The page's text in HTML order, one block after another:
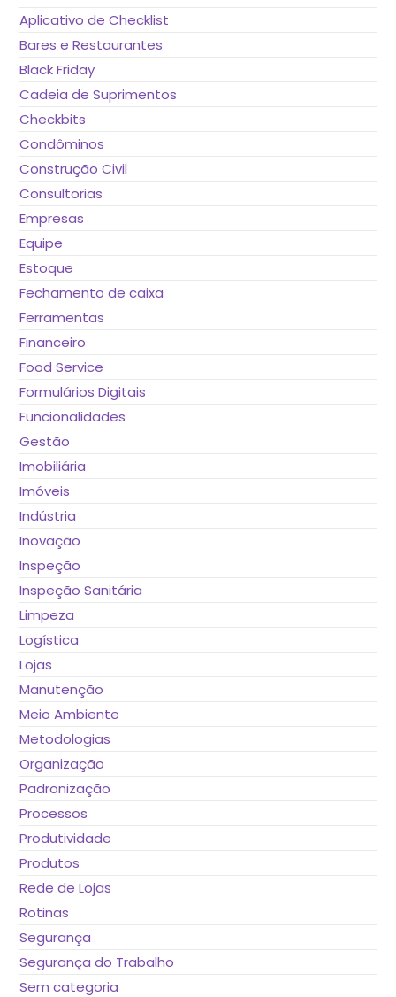
Aplicativo de Checklist
Bares e Restaurantes
Black Friday
Cadeia de Suprimentos
Checkbits
Condôminos
Construção Civil
Consultorias
Empresas
Equipe
Estoque
Fechamento de caixa
Ferramentas
Financeiro
Food Service
Formulários Digitais
Funcionalidades
Gestão
Imobiliária
Imóveis
Indústria
Inovação
Inspeção
Inspeção Sanitária
Limpeza
Logística
Lojas
Manutenção
Meio Ambiente
Metodologias
Organização
Padronização
Processos
Produtividade
Produtos
Rede de Lojas
Rotinas
Segurança
Segurança do Trabalho
Sem categoria